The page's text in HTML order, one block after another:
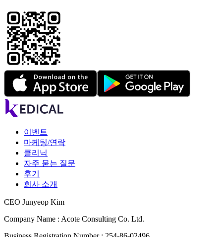
이벤트
마케팅/연락
클리닉
자주 묻는 질문
후기
회사 소개
CEO Junyeop Kim
Company Name : Acote Consulting Co. Ltd.